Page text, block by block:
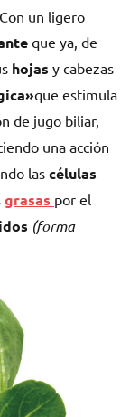
un ligero
que ya, de
hojas y cabezas
que estimula
de jugo biliar,
una acción
las células
grasas por el
(forma